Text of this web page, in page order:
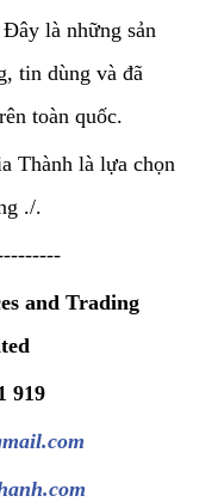
Đây là những sản
tin dùng và đã
toàn quốc.
Thành là lựa chọn
./.
and Trading
919